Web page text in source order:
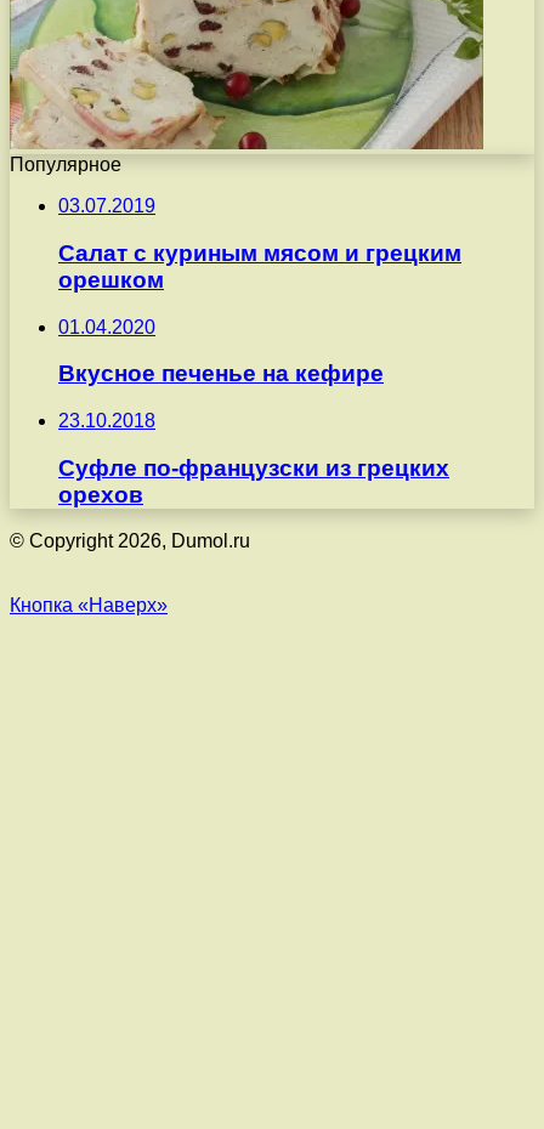
Популярное
03.07.2019
Салат с куриным мясом и грецким
орешком
01.04.2020
Вкусное печенье на кефире
23.10.2018
Суфле по-французски из грецких
орехов
© Copyright 2026, Dumol.ru
Кнопка «Наверх»